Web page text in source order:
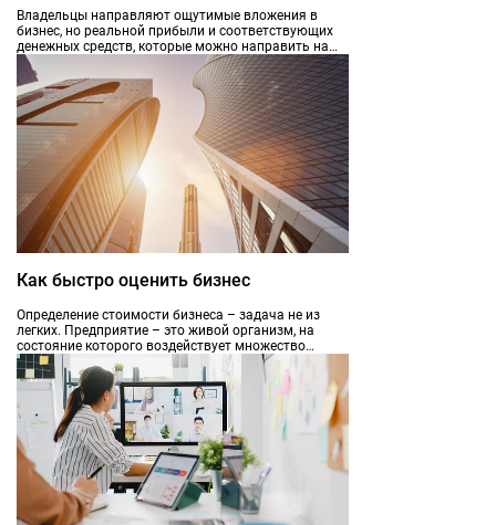
Владельцы направляют ощутимые вложения в
бизнес, но реальной прибыли и соответствующих
денежных средств, которые можно направить на
инвестиции и развитие организации, может и не
быть. В таких случаях на смену иллюзиям приходит
горькая правда жизни о жестоких законах бизнеса
и, как следствие, разочарование. Кто виноват и что
делать? К кому обратиться за помощью, советом,
рекомендациями? Ответ очевиден.
Как быстро оценить бизнес
Определение стоимости бизнеса – задача не из
легких. Предприятие – это живой организм, на
состояние которого воздействует множество
факторов.